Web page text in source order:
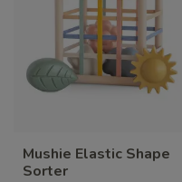
Mushie Elastic Shape
Sorter